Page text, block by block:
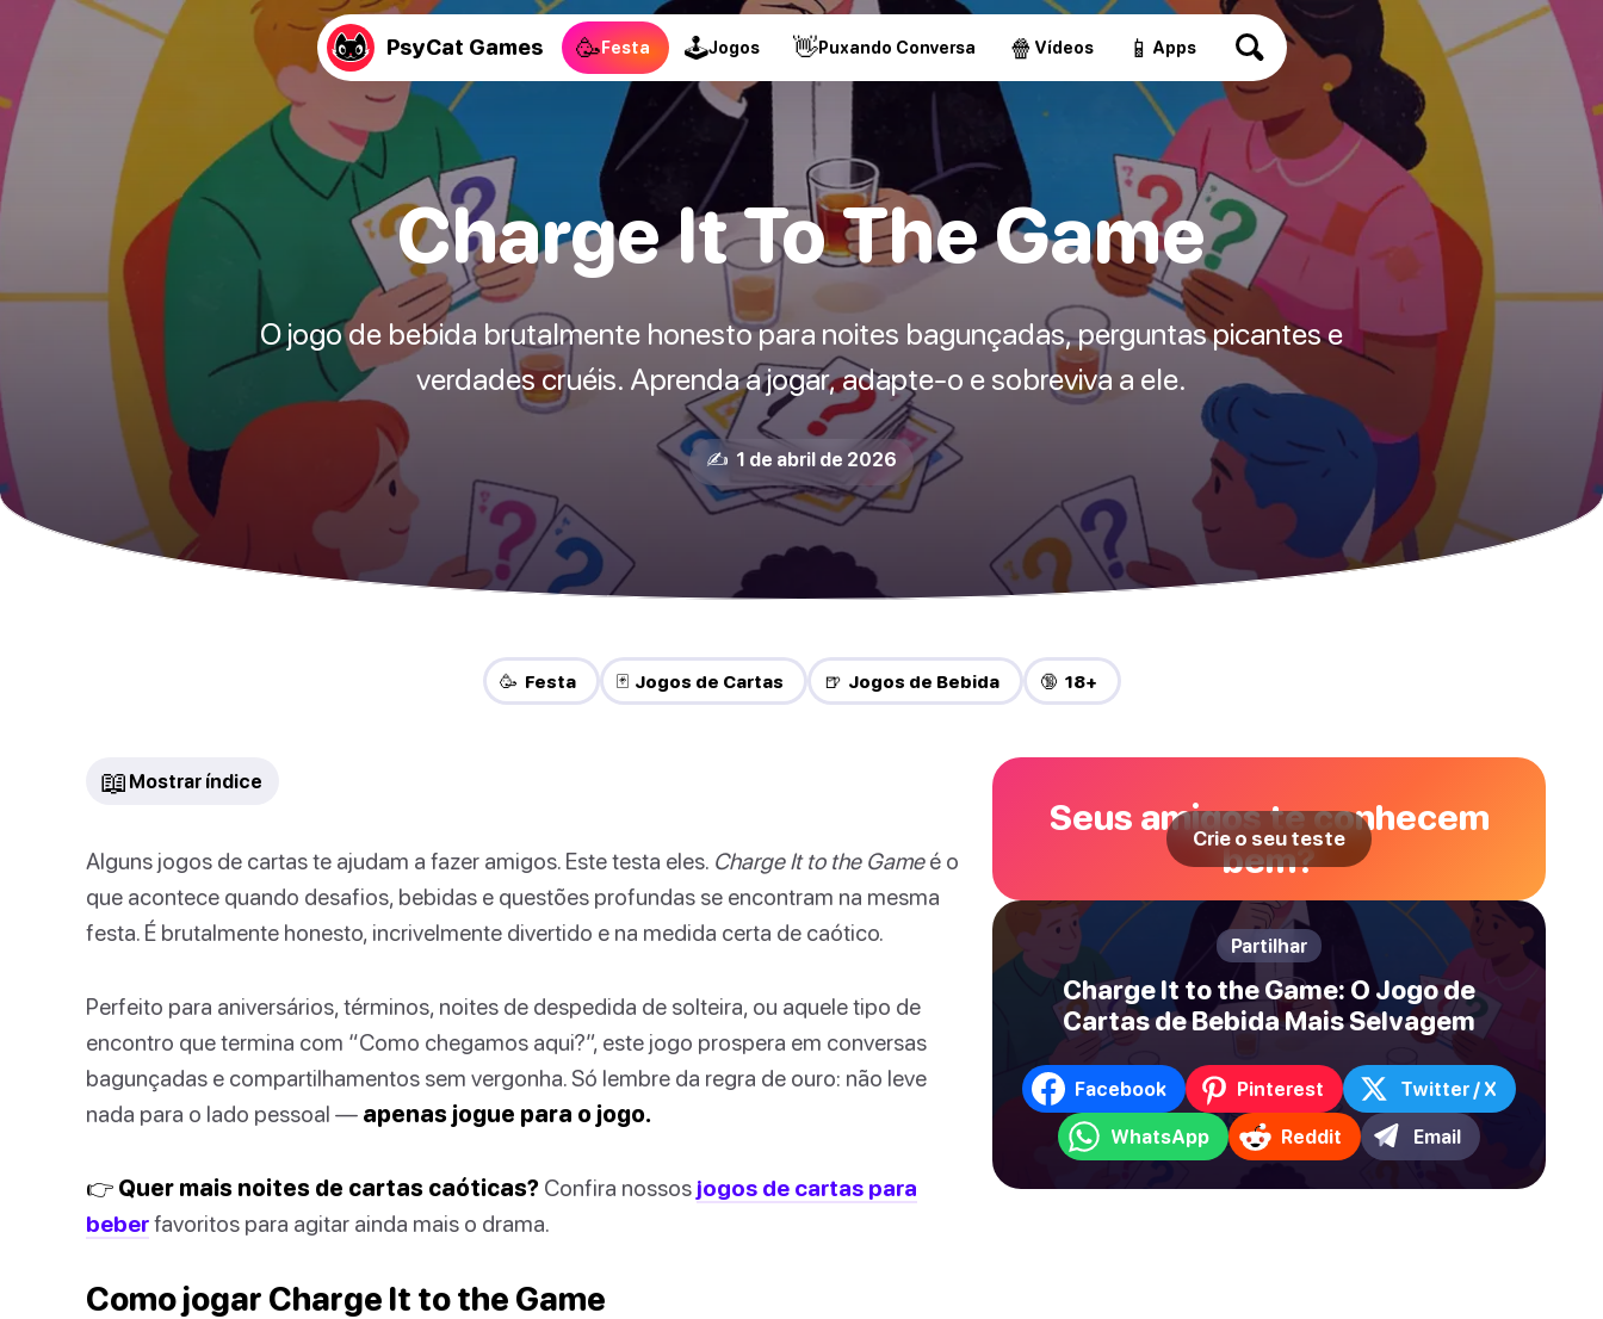
PsyCat Games 🥳Festa 🕹Jogos 👋Puxando Conversa 🍿 Vídeos 📱 Apps
Charge It To The Game
O jogo de bebida brutalmente honesto para noites bagunçadas, perguntas picantes e
verdades cruéis. Aprenda a jogar, adapte-o e sobreviva a ele.
✍️ 1 de abril de 2026
🥳 Festa 🃏 Jogos de Cartas 🍺 Jogos de Bebida 🔞 18+
📖 Mostrar índice
Alguns jogos de cartas te ajudam a fazer amigos. Este testa eles. Charge It to the Gameé o
que acontece quando desafios, bebidas e questões profundas se encontram na mesma
festa. É brutalmente honesto, incrivelmente divertido e na medida certa de caótico.
Perfeito para aniversários, términos, noites de despedida de solteira, ou aquele tipo de
encontro que termina com “Como chegamos aqui?”, este jogo prospera em conversas
bagunçadas e compartilhamentos sem vergonha. Só lembre da regra de ouro: não leve
nada para o lado pessoal — apenas jogue para o jogo.
👉 Quer mais noites de cartas caóticas? Confira nossos jogos de cartas para
beberfavoritos para agitar ainda mais o drama.
Como jogar Charge It to the Game
Seus amigos te conhecem
bem?
Crie o seu teste
Partilhar
Charge It to the Game: O Jogo de
Cartas de Bebida Mais Selvagem
Facebook Pinterest Twitter / X
WhatsApp Reddit Email